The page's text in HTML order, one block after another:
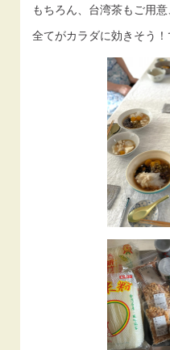
もちろん、台湾茶もご用意
全てがカラダに効きそう